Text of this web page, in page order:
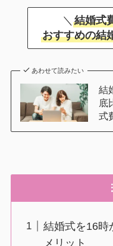
＼ 結婚式
おすすめの結
あわせて読みたい
結
底
式
結婚式を16時
メリット